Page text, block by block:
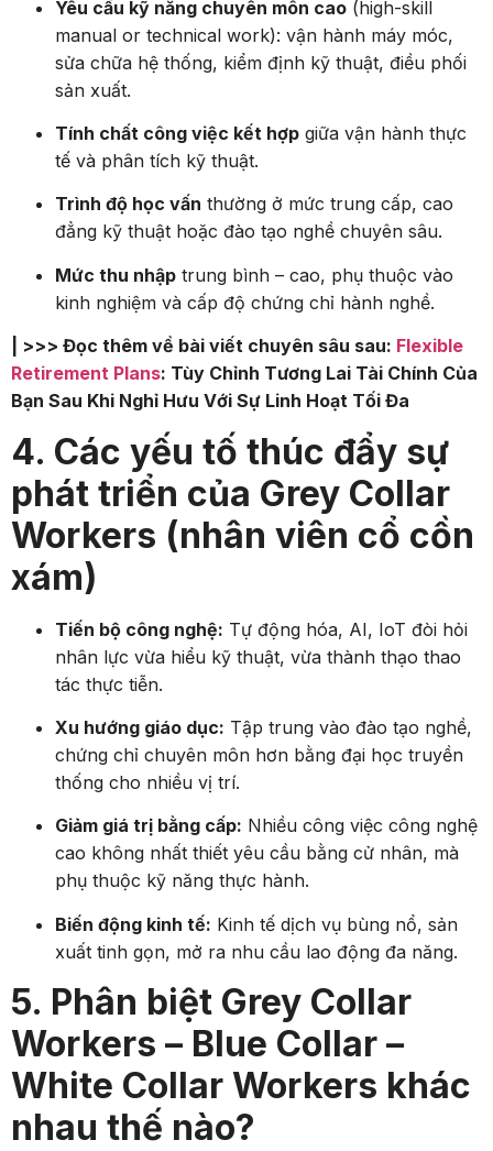
Yêu cầu kỹ năng chuyên môn cao (high-skill
manual or technical work): vận hành máy móc,
sửa chữa hệ thống, kiểm định kỹ thuật, điều phối
sản xuất.
Tính chất công việc kết hợp giữa vận hành thực
tế và phân tích kỹ thuật.
Trình độ học vấn thường ở mức trung cấp, cao
đẳng kỹ thuật hoặc đào tạo nghề chuyên sâu.
Mức thu nhập trung bình – cao, phụ thuộc vào
kinh nghiệm và cấp độ chứng chỉ hành nghề.
| >>> Đọc thêm về bài viết chuyên sâu sau: Flexible
Retirement Plans: Tùy Chỉnh Tương Lai Tài Chính Của
Bạn Sau Khi Nghỉ Hưu Với Sự Linh Hoạt Tối Đa
4. Các yếu tố thúc đẩy sự
phát triển của Grey Collar
Workers (nhân viên cổ cồn
xám)
Tiến bộ công nghệ: Tự động hóa, AI, IoT đòi hỏi
nhân lực vừa hiểu kỹ thuật, vừa thành thạo thao
tác thực tiễn.
Xu hướng giáo dục: Tập trung vào đào tạo nghề,
chứng chỉ chuyên môn hơn bằng đại học truyền
thống cho nhiều vị trí.
Giảm giá trị bằng cấp: Nhiều công việc công nghệ
cao không nhất thiết yêu cầu bằng cử nhân, mà
phụ thuộc kỹ năng thực hành.
Biến động kinh tế: Kinh tế dịch vụ bùng nổ, sản
xuất tinh gọn, mở ra nhu cầu lao động đa năng.
5. Phân biệt Grey Collar
Workers – Blue Collar –
White Collar Workers khác
nhau thế nào?